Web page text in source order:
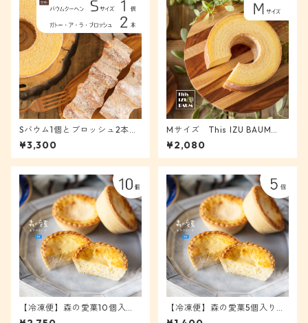
Sバウム1個とブロッシュ2本セ
ット [S+2]
¥3,300
Mサイズ This IZU BAUM
（ディス伊豆バウム） [Mバウ
ム]
¥2,080
【冷凍便】森の愛菓10個入
り 新鮮！生チーズケーキ [愛
【冷凍便】森の愛菓5個入り
新鮮！生チーズケーキ [愛菓